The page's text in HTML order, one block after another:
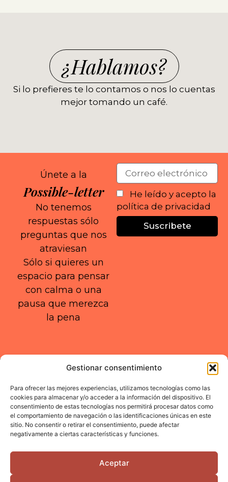
Gestionar consentimiento
Para ofrecer las mejores experiencias, utilizamos tecnologías como las
cookies para almacenar y/o acceder a la información del dispositivo. El
consentimiento de estas tecnologías nos permitirá procesar datos como
el comportamiento de navegación o las identificaciones únicas en este
sitio. No consentir o retirar el consentimiento, puede afectar
negativamente a ciertas características y funciones.
Aceptar
¿Hablamos?
Si lo prefieres te lo contamos o nos lo cuentas
mejor tomando un café.
Únete a la
Possible-letter
No tenemos
respuestas sólo
preguntas que nos
atraviesan
Sólo si quieres un
espacio para pensar
con calma o una
pausa que merezca
la pena
He leído y acepto la
política de privacidad
Suscribete
DEEPLY HUMAN WORK